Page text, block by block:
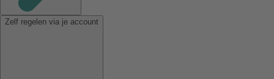
Zelf regelen via je account